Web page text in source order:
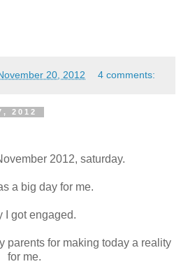
20, 2012 4 comments:
2012
2012, saturday.
a big day for me.
I got engaged.
parents for making today a reality
for me.